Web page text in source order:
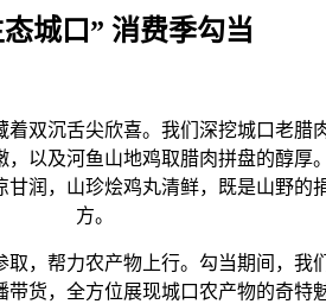
城口” 消费季勾当
沉舌尖欣喜。我们深挖城口老腊
以及河鱼山地鸡取腊肉拼盘的醇厚
润，山珍烩鸡丸清鲜，既是山野的
方。
帮力农产物上行。勾当期间，我们
货，全方位展现城口农产物的奇特